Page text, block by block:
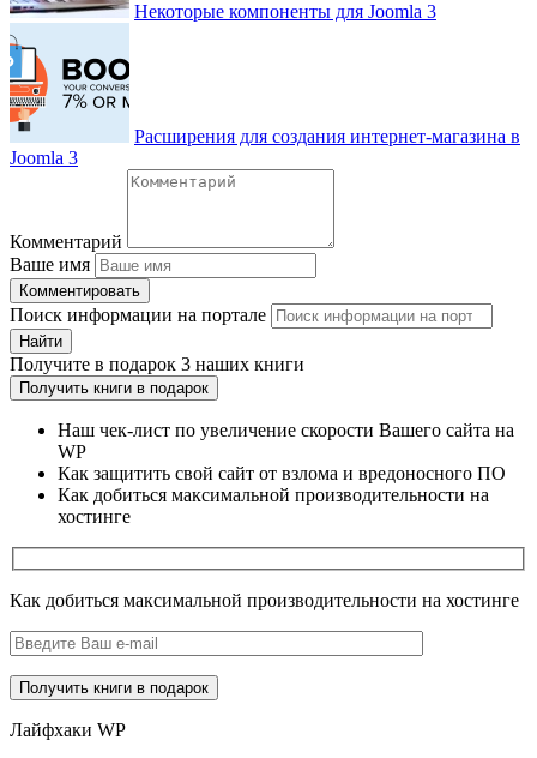
Некоторые компоненты для Joomla 3
Расширения для создания интернет-магазина в
Joomla 3
Комментарий
Ваше имя
Комментировать
Поиск информации на портале
Найти
Получите в подарок 3 наших книги
Получить книги в подарок
Наш чек-лист по увеличение скорости Вашего сайта на
WP
Как защитить свой сайт от взлома и вредоносного ПО
Как добиться максимальной производительности на
хостинге
Как добиться максимальной производительности на хостинге
Лайфхаки WP